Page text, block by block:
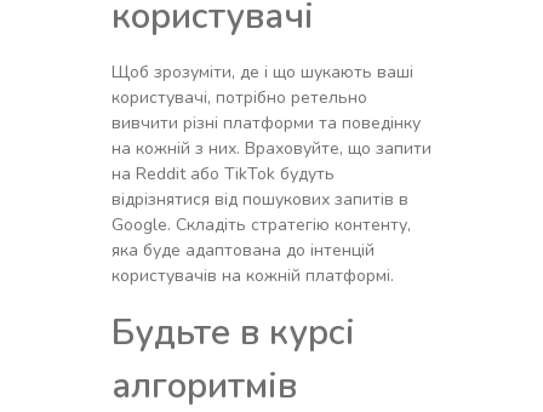
користувачі
Щоб зрозуміти, де і що шукають ваші
користувачі, потрібно ретельно
вивчити різні платформи та поведінку
на кожній з них. Враховуйте, що запити
на Reddit або TikTok будуть
відрізнятися від пошукових запитів в
Google. Складіть стратегію контенту,
яка буде адаптована до інтенцій
користувачів на кожній платформі.
Будьте в курсі
алгоритмів